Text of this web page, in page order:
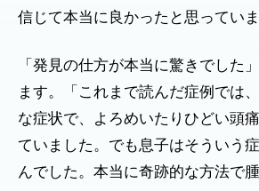
信じて本当に良かったと思っていま
「発見の仕方が本当に驚きでした
ます。「これまで読んだ症例では
な症状で、よろめいたりひどい頭
ていました。でも息子はそういう
んでした。本当に奇跡的な方法で